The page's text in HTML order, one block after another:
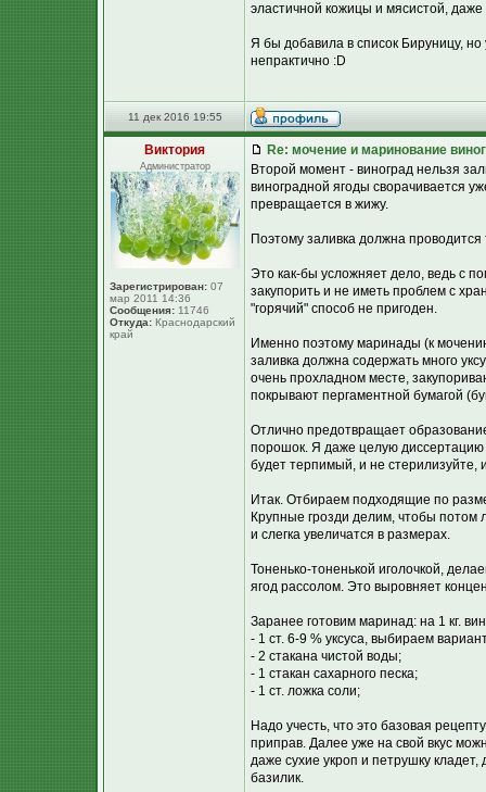
эластичной кожицы и мясистой, даже
Я бы добавила в список Бируницу, но
непрактично :D
11 дек 2016 19:55
Виктория
Администратор
Зарегистрирован: 07
мар 2011 14:36
Сообщения: 11746
Откуда: Краснодарский
край
Re: мочение и маринование
Второй момент - виноград нельзя
виноградной ягоды сворачивается
превращается в жижу.
Поэтому заливка должна
Это как-бы усложняет дело, ведь с
закупорить и не иметь проблем с
"горячий" способ не пригоден.
Именно поэтому маринады (к
заливка должна содержать много
очень прохладном месте,
покрывают пергаментной бумагой
Отлично предотвращает
порошок. Я даже целую диссертацию
будет терпимый, и не стерилизуйте,
Итак. Отбираем подходящие по
Крупные грозди делим, чтобы потом
и слегка увеличатся в размерах.
Тоненько-тоненькой иголочкой,
ягод рассолом. Это выровняет
Заранее готовим маринад: на 1 кг.
- 1 ст. 6-9 % уксуса, выбираем
- 2 стакана чистой воды;
- 1 стакан сахарного песка;
- 1 ст. ложка соли;
Надо учесть, что это базовая
приправ. Далее уже на свой вкус
даже сухие укроп и петрушку
базилик.